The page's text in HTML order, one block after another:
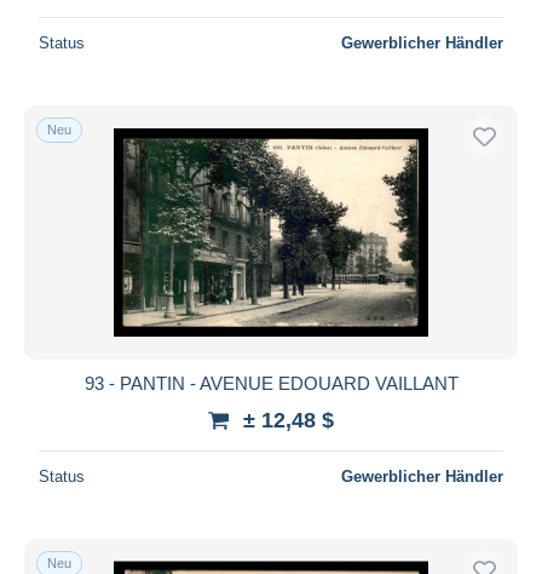
Status Gewerblicher Händler
Neu
93 - PANTIN - AVENUE EDOUARD VAILLANT
± 12,48 $
Status Gewerblicher Händler
Neu